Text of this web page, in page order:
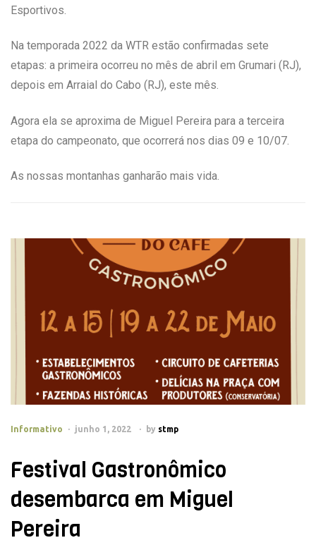
Esportivos.
Na temporada 2022 da WTR estão confirmadas sete
etapas: a primeira ocorreu no mês de abril em Grumari (RJ),
depois em Arraial do Cabo (RJ), este mês.
Agora ela se aproxima de Miguel Pereira para a terceira
etapa do campeonato, que ocorrerá nos dias 09 e 10/07.
As nossas montanhas ganharão mais vida.
Informativo junho 1, 2022 by stmp
Festival Gastronômico
desembarca em Miguel
Pereira